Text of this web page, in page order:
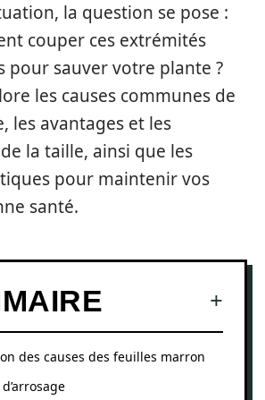
la question se pose :
couper ces extrémités
pour sauver votre plante ?
les causes communes de
les avantages et les
la taille, ainsi que les
pour maintenir vos
santé.
des causes des feuilles marron